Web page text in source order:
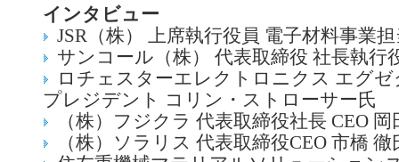
インタビュー
JSR（株） 上席執行役員 電子材料事業
サンコール（株） 代表取締役 社長執行
ロチェスターエレクトロニクス エグ
プレジデント コリン・ストローサー氏
（株）フジクラ 代表取締役社長 CEO 岡
（株）ソラリス 代表取締役CEO 市橋 徹